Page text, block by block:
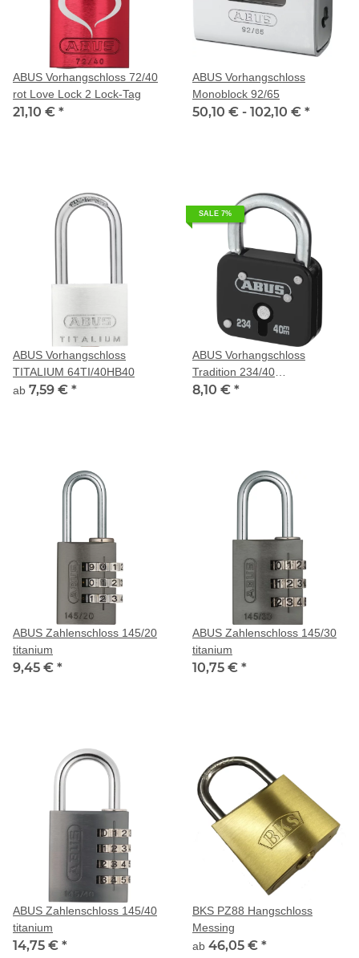
ABUS Vorhangschloss 72/40
rot Love Lock 2 Lock-Tag
21,10 € *
ABUS Vorhangschloss
Monoblock 92/65
50,10 € - 102,10 € *
ABUS Vorhangschloss
TITALIUM 64TI/40HB40
ab 7,59 € *
SALE 7%
ABUS Vorhangschloss
Tradition 234/40
gleichschließend Nr.1
8,10 € *
ABUS Zahlenschloss 145/20
titanium
9,45 € *
ABUS Zahlenschloss 145/30
titanium
10,75 € *
ABUS Zahlenschloss 145/40
titanium
14,75 € *
BKS PZ88 Hangschloss
Messing
ab 46,05 € *